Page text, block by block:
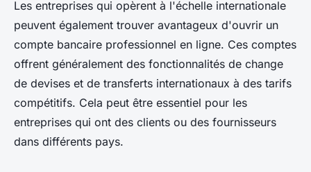
Les entreprises qui opèrent à l'échelle internationale
peuvent également trouver avantageux d'ouvrir un
compte bancaire professionnel en ligne. Ces comptes
offrent généralement des fonctionnalités de change
de devises et de transferts internationaux à des tarifs
compétitifs. Cela peut être essentiel pour les
entreprises qui ont des clients ou des fournisseurs
dans différents pays.